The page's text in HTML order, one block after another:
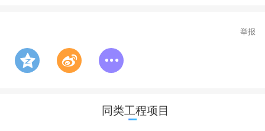
举报
同类工程项目